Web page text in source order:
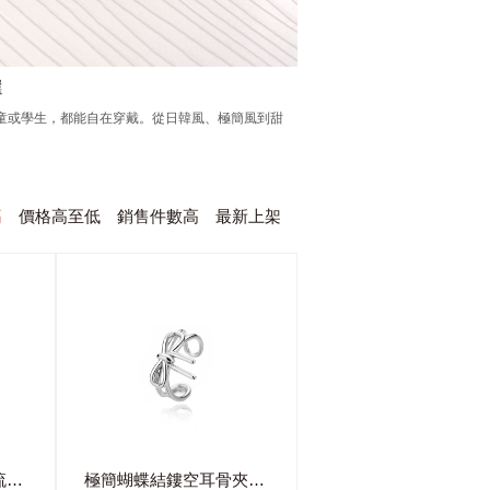
學生，都能自在穿戴。從日韓風、極簡風到甜
價格高至低 銷售件數高 最新上架
時尚酷女孩編織麻花流蘇耳骨夾(單支) 極簡蝴蝶結鏤空耳骨夾(單支)